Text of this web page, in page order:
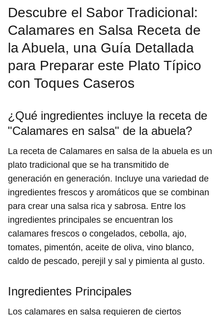
Descubre el Sabor Tradicional:
Calamares en Salsa Receta de
la Abuela, una Guía Detallada
para Preparar este Plato Típico
con Toques Caseros
¿Qué ingredientes incluye la receta de
"Calamares en salsa" de la abuela?
La receta de Calamares en salsa de la abuela es un
plato tradicional que se ha transmitido de
generación en generación. Incluye una variedad de
ingredientes frescos y aromáticos que se combinan
para crear una salsa rica y sabrosa. Entre los
ingredientes principales se encuentran los
calamares frescos o congelados, cebolla, ajo,
tomates, pimentón, aceite de oliva, vino blanco,
caldo de pescado, perejil y sal y pimienta al gusto.
Ingredientes Principales
Los calamares en salsa requieren de ciertos